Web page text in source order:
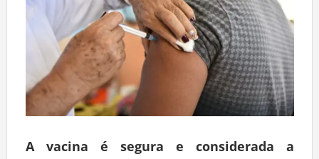
A vacina é segura e considerada a